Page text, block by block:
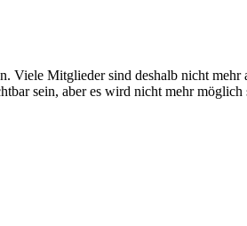
Viele Mitglieder sind deshalb nicht
sein, aber es wird nicht mehr